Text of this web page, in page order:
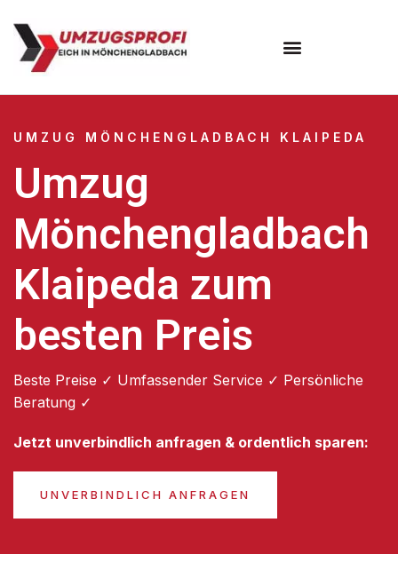
UMZUG MÖNCHENGLADBACH KLAIPEDA
Umzug
Mönchengladbach
Klaipeda zum
besten Preis
Beste Preise ✓ Umfassender Service ✓ Persönliche
Beratung ✓
Jetzt unverbindlich anfragen & ordentlich sparen:
UNVERBINDLICH ANFRAGEN